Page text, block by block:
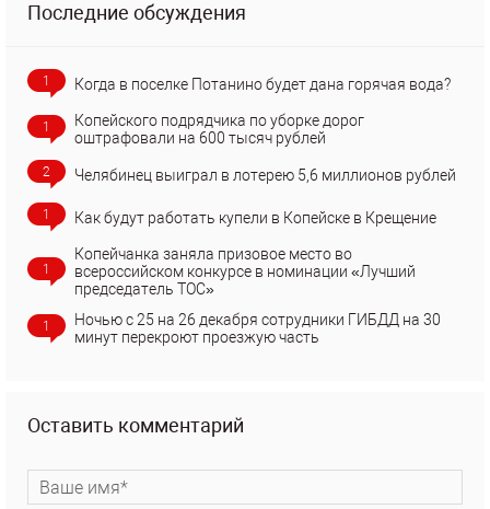
Последние обсуждения
1 Когда в поселке Потанино будет дана горячая вода?
1
Копейского подрядчика по уборке дорог
оштрафовали на 600 тысяч рублей
2 Челябинец выиграл в лотерею 5,6 миллионов рублей
1 Как будут работать купели в Копейске в Крещение
1
Копейчанка заняла призовое место во
всероссийском конкурсе в номинации «Лучший
председатель ТОС»
1
Ночью с 25 на 26 декабря сотрудники ГИБДД на 30
минут перекроют проезжую часть
Оставить комментарий